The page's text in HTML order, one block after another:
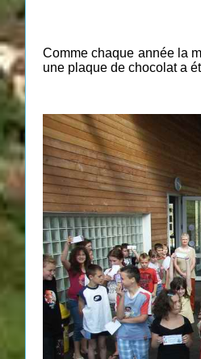
Comme chaque année la
une plaque de chocolat a